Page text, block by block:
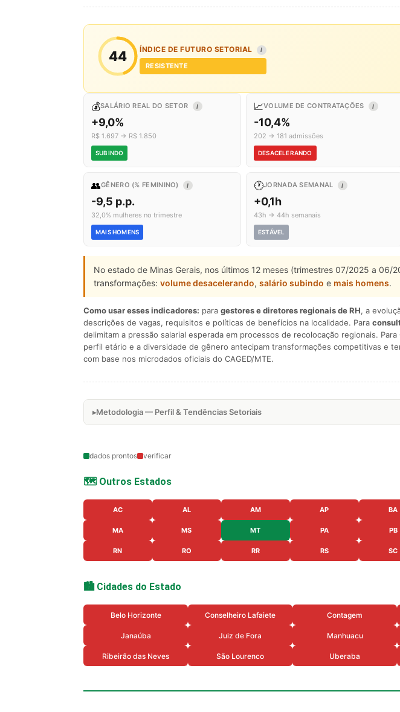
44 ÍNDICE DE FUTURO SETORIAL I
RESISTENTE
💰SALÁRIO REAL DO SETOR I
+9,0%
R$ 1.697 → R$ 1.850
SUBINDO
📈VOLUME DE CONTRATAÇÕES I
-10,4%
202 → 181 admissões
DESACELERANDO
👥GÊNERO (% FEMININO) I
-9,5 p.p.
32,0% mulheres no trimestre
MAIS HOMENS
🕐JORNADA SEMANAL I
+0,1h
43h → 44h semanais
ESTÁVEL
No estado de Minas Gerais, nos últimos 12 meses (trimestres 07/2025 a 06/
transformações: volume desacelerando, salário subindo e mais homens.
Como usar esses indicadores: para gestores e diretores regionais de RH, a
descrições de vagas, requisitos e políticas de benefícios na localidade. Para
delimitam a pressão salarial esperada em processos de recolocação regionais. Para
perfil etário e a diversidade de gênero antecipam transformações competitivas e
com base nos microdados oficiais do CAGED/MTE.
Metodologia — Perfil & Tendências Setoriais
dados prontos verificar
🗺️ Outros Estados
AC AL AM AP BA
MA MS MT PA PB
RN RO RR RS SC
🏙️ Cidades do Estado
Belo Horizonte Conselheiro Lafaiete Contagem
Janaúba Juiz de Fora Manhuacu
Ribeirão das Neves São Lourenco Uberaba